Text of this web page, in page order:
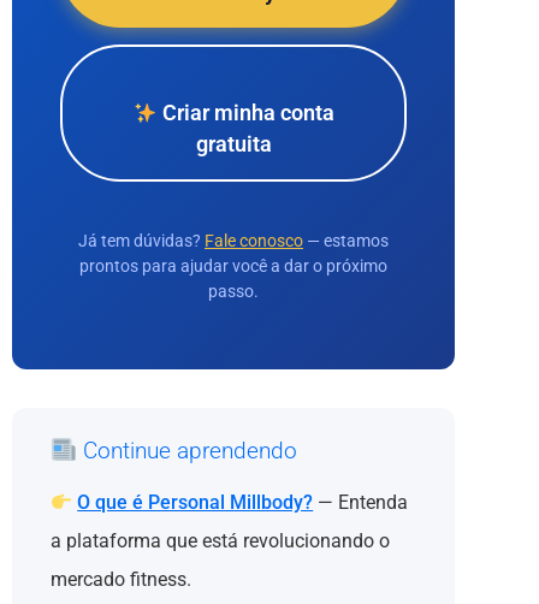
Criar minha conta
gratuita
Já tem dúvidas? Fale conosco — estamos
prontos para ajudar você a dar o próximo
passo.
Continue aprendendo
O que é Personal Millbody? — Entenda
a plataforma que está revolucionando o
mercado fitness.